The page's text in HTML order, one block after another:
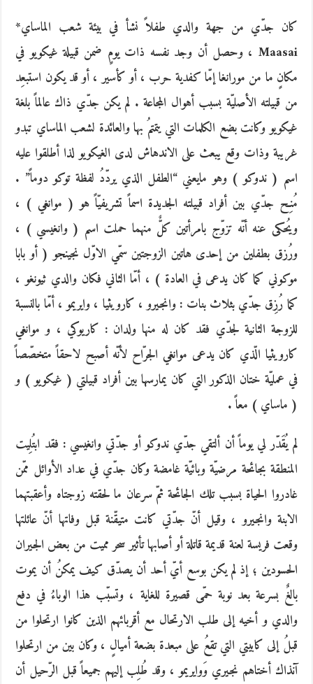
كان جدّي من جهة والدي طفلاً نشأ في بيئة شعب الماساي*
Maasai ، وحصل أن وجد نفسه ذات يومٍ ضمن قبيلة غيكويو في
مكانٍ ما من مورانغا إمّا كفدية حرب ، أو كأسير ، أو قد يكون استبعِد
من قبيلته الأصليّة بسبب أهوال المجاعة . لم يكن جدّي ذاك عالماً بلغة
غيكويو وكانت بضع الكلمات التي يتمتمُ بها والعائدة لشعب الماساي تبدو
غريبة وذات وقع يبعث على الاندهاش لدى الغيكويو لذا أطلقوا عليه
اسم ( ندوكو ) وهو مايعني “الطفل الذي يردّدُ لفظة توكو دوماً” .
مُنِح جدّي بين أفراد قبيلته الجديدة اسماً تشريفيّاً هو ( موانغي ) ،
ويُحكى عنه أنّه تزوّج بامرأتين كلٌّ منهما حملت اسم ( وانغيسي ) ،
ورُزق بطفلين من إحدى هاتين الزوجتين سمّي الاوّل نجينجو ( أو بابا
موكوني كما كان يدعى في العادة ) ، أمّا الثاني فكان والدي ثيونغو ،
كما رُزِق جدّي بثلاث بنات : وانجيرو ، كارويثيا ، وايريمو ، أمّا بالنسبة
للزوجة الثانية لجدّي فقد كان له منها ولدان : كاريوكي ، و موانغي
كارويثيا الّذي كان يدعى موانغي الجرّاح لأنّه أصبح لاحقاً متخصّصاً
في عمليّة ختان الذكور التي كان يمارسها بين أفراد قبيلتي ( غيكويو ) و
( ماساي ) معاً .
لم يُقَدّر لي يوماً أن ألتقي جدّي ندوكو أو جدّتي وانغيسي : فقد ابتُلِيت
المنطقة بجائحة مرضيّة وبائيّة غامضة وكان جدّي في عداد الأوائل ممّن
غادروا الحياة بسبب تلك الجائحة ثمّ سرعان ما لحقته زوجتاه وأعقبتهما
الابنة وانجيرو ، وقيل أنّ جدّتي كانت متيقّنة قبل وفاتها أنّ عائلتها
وقعت فريسة لعنة قديمة قاتلة أو أصابها تأثير سحر مميت من بعض الجيران
الحسودين ؛ إذ لم يكن بوسع أيّ أحد أن يصدّق كيف يمكنُ أن يموت
بالغٌ بسرعة بعد نوبة حمّى قصيرة للغاية ، وتسبّب هذا الوباءُ في دفع
والدي و أخيه إلى طلب الارتحال مع أقربائهم الذين كانوا ارتحلوا من
قبلُ إلى كابيتي التي تقعُ على مبعدة بضعة أميالٍ ، وكان بين من ارتحلوا
آنذاك أختاهم نجيري وَوايريمو ، وقد طُلِب إليهم جميعاً قبل الرّحيل أن